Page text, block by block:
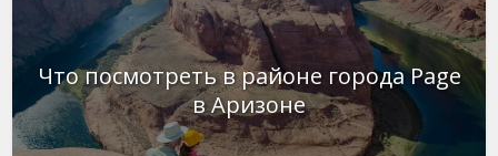
Что посмотреть в районе города Page
в Аризоне